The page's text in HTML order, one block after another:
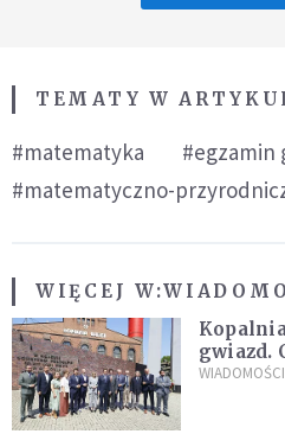
TEMATY W
#matematyka #egzamin
#matematyczno-
WIĘCEJ W:
gwiazd.
„Dolina